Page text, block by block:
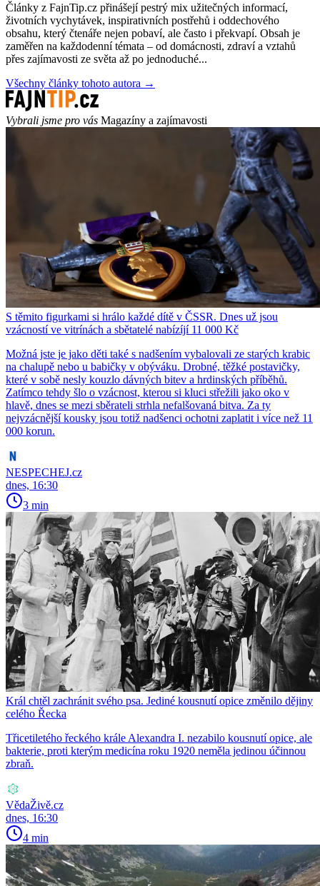
Články z FajnTip.cz přinášejí pestrý mix užitečných informací,
životních vychytávek, inspirativních postřehů i oddechového
obsahu, který čtenáře nejen pobaví, ale často i překvapí. Obsah je
zaměřen na každodenní témata – od domácnosti, zdraví a vztahů
přes zajímavosti ze světa až po jednoduché...
Všechny články tohoto autora →
Vybrali jsme pro vás Magazíny a zajímavosti
S těmito figurkami si hrálo každé dítě v ČSSR. Dnes už jsou
vzácností ve vitrínách a sbětatelé nabízíjí 11 000 Kč
Možná jste je jako děti také s nadšením vybalovali ze starých krabic
na chalupě nebo u babičky v obýváku. Drobné, těžké postavičky,
které v sobě nesly kouzlo dávných bitev a hrdinských příběhů.
Zatímco tehdy šlo o vzácnost, kterou si kluci střežili jako oko v
hlavě, dnes se mezi sběrateli strhla nefalšovaná bitva. Za ty
nejvzácnější kousky jsou totiž nadšenci ochotni zaplatit i více než 11
000 korun.
NESPECHEJ.cz
dnes, 16:30
3 min
Král chtěl zachránit svého psa. Jediné kousnutí opice změnilo dějiny
celého Řecka
Třicetiletého řeckého krále Alexandra I. nezabilo kousnutí opice, ale
bakterie, proti kterým medicína roku 1920 neměla jedinou účinnou
zbraň.
VědaŽivě.cz
dnes, 16:30
4 min